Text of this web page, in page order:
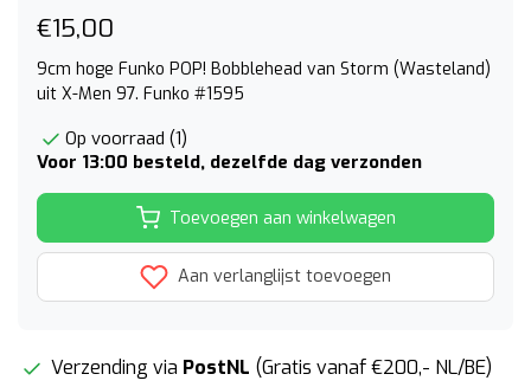
€15,00
9cm hoge Funko POP! Bobblehead van Storm (Wasteland)
uit X-Men 97. Funko #1595
Op voorraad (1)
Voor 13:00 besteld, dezelfde dag verzonden
Toevoegen aan winkelwagen
Aan verlanglijst toevoegen
Verzending via PostNL (Gratis vanaf €200,- NL/BE)